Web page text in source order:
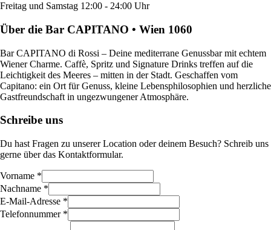
Freitag und Samstag 12:00 - 24:00 Uhr
Über die Bar CAPITANO • Wien 1060
Bar CAPITANO di Rossi – Deine mediterrane Genussbar mit echtem
Wiener Charme. Caffè, Spritz und Signature Drinks treffen auf die
Leichtigkeit des Meeres – mitten in der Stadt. Geschaffen vom
Capitano: ein Ort für Genuss, kleine Lebensphilosophien und herzliche
Gastfreundschaft in ungezwungener Atmosphäre.
Schreibe uns
Du hast Fragen zu unserer Location oder deinem Besuch? Schreib uns
gerne über das Kontaktformular.
Vorname
Layout
Telefonnummer
Vorname *
Nachname *
E-Mail-Adresse *
Telefonnummer *